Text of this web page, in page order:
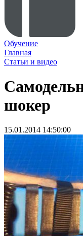
Обучение
Главная
Статьи и видео
шокер
15.01.2014 14:50:00